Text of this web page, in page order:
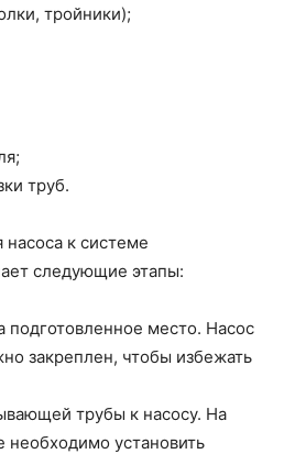
тройники);
труб.
к системе
следующие этапы:
подготовленное место. Насос
закреплен, чтобы избежать
трубы к насосу. На
установить